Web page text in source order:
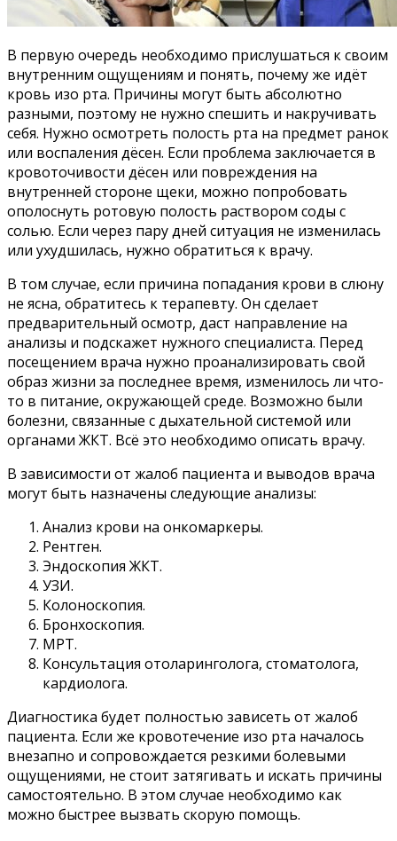
В первую очередь необходимо прислушаться к своим
внутренним ощущениям и понять, почему же идёт
кровь изо рта. Причины могут быть абсолютно
разными, поэтому не нужно спешить и накручивать
себя. Нужно осмотреть полость рта на предмет ранок
или воспаления дёсен. Если проблема заключается в
кровоточивости дёсен или повреждения на
внутренней стороне щеки, можно попробовать
ополоснуть ротовую полость раствором соды с
солью. Если через пару дней ситуация не изменилась
или ухудшилась, нужно обратиться к врачу.
В том случае, если причина попадания крови в слюну
не ясна, обратитесь к терапевту. Он сделает
предварительный осмотр, даст направление на
анализы и подскажет нужного специалиста. Перед
посещением врача нужно проанализировать свой
образ жизни за последнее время, изменилось ли что-
то в питание, окружающей среде. Возможно были
болезни, связанные с дыхательной системой или
органами ЖКТ. Всё это необходимо описать врачу.
В зависимости от жалоб пациента и выводов врача
могут быть назначены следующие анализы:
Анализ крови на онкомаркеры.
Рентген.
Эндоскопия ЖКТ.
УЗИ.
Колоноскопия.
Бронхоскопия.
МРТ.
Консультация отоларинголога, стоматолога,
кардиолога.
Диагностика будет полностью зависеть от жалоб
пациента. Если же кровотечение изо рта началось
внезапно и сопровождается резкими болевыми
ощущениями, не стоит затягивать и искать причины
самостоятельно. В этом случае необходимо как
можно быстрее вызвать скорую помощь.